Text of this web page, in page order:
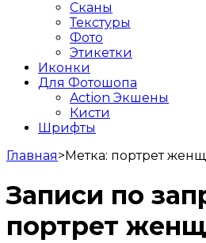
Сканы
Текстуры
Фото
Этикетки
Иконки
Для Фотошопа
Action Экшены
Кисти
Шрифты
Главная>Метка: портрет
Записи по
портрет